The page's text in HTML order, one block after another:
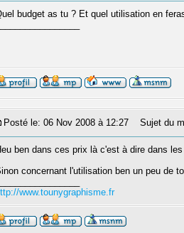
budget as tu ? Et quel utilisation en
Posté le: 06 Nov 2008 à 12:27 Sujet du
ben dans ces prix là c'est à dire dans
concernant l'utilisation ben un peu de
www.tounygraphisme.fr